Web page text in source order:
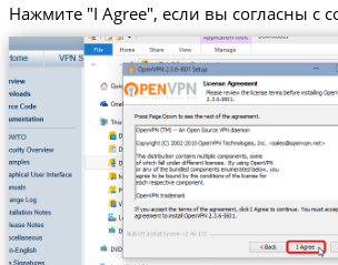
Нажмите "I Agree", если вы согласны с